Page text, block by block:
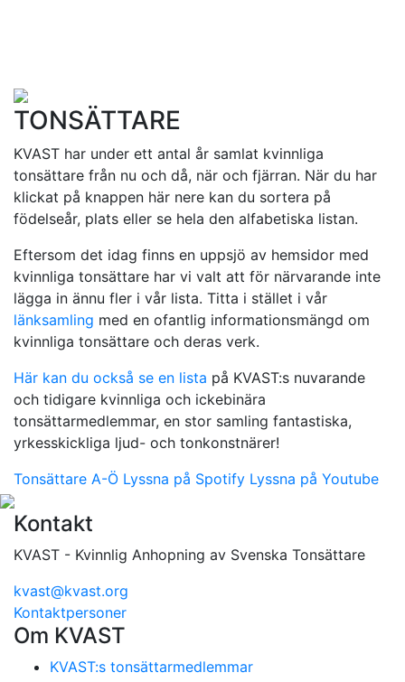
TONSÄTTARE
KVAST har under ett antal år samlat kvinnliga
tonsättare från nu och då, när och fjärran. När du har
klickat på knappen här nere kan du sortera på
födelseår, plats eller se hela den alfabetiska listan.
Eftersom det idag finns en uppsjö av hemsidor med
kvinnliga tonsättare har vi valt att för närvarande inte
lägga in ännu fler i vår lista. Titta i stället i vår
länksamling med en ofantlig informationsmängd om
kvinnliga tonsättare och deras verk.
Här kan du också se en lista på KVAST:s nuvarande
och tidigare kvinnliga och ickebinära
tonsättarmedlemmar, en stor samling fantastiska,
yrkesskickliga ljud- och tonkonstnärer!
Tonsättare A-Ö Lyssna på Spotify Lyssna på Youtube
Kontakt
KVAST - Kvinnlig Anhopning av Svenska Tonsättare
kvast@kvast.org
Kontaktpersoner
Om KVAST
KVAST:s tonsättarmedlemmar